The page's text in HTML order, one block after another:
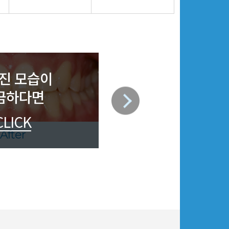
모습이
하다면
After